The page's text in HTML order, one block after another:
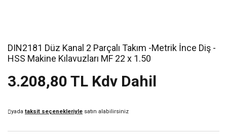
DIN2181 Düz Kanal 2 Parçalı Takım -Metrik İnce Diş -
HSS Makine Kılavuzları MF 22 x 1.50
3.208,80 TL Kdv Dahil
yada taksit seçenekleriyle satın alabilirsiniz